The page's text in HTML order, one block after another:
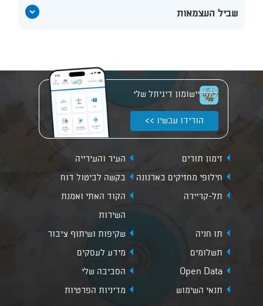
הצג
תוכן
שביל העצמאות
יישומון דיגיתל שלי
הורידו עכשיו >>
זימון תורים
העיר והעירייה
חילופי מחזיקים בארנונה
בקשה לביטול דוח
תל-קריירה
הקוד האתי ואמנת
השירות
תו חניה
שקיפות ושיתוף ציבור
תשלומים
מידע לעסקים
Open Data
הסביבה שלי
תנאי השימוש
מדיניות הפרטיות